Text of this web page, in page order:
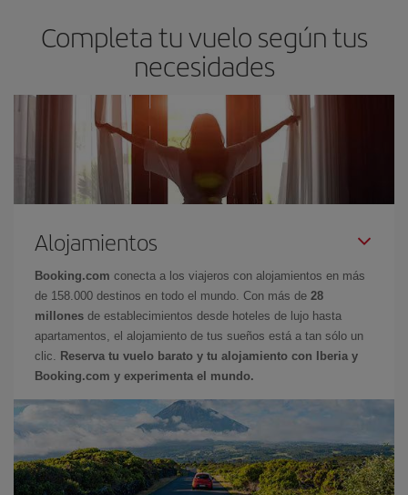
Completa tu vuelo según tus
necesidades
Alojamientos
Booking.com conecta a los viajeros con alojamientos en más
de 158.000 destinos en todo el mundo. Con más de 28
millones de establecimientos desde hoteles de lujo hasta
apartamentos, el alojamiento de tus sueños está a tan sólo un
clic.
Reserva tu vuelo barato y tu alojamiento con Iberia y
Booking.com y experimenta el mundo.